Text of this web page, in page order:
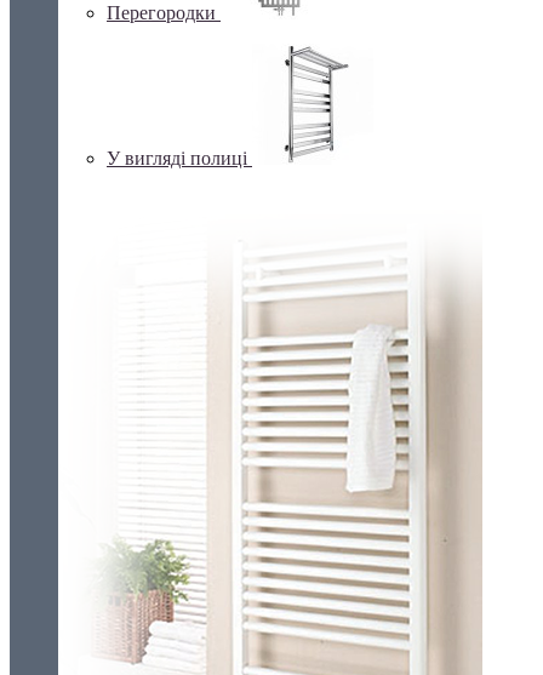
Перегородки
У вигляді полиці